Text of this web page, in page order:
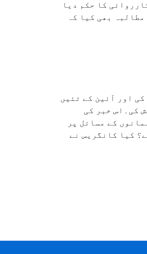
کا حکم دیا
بھی کیا کہ
اور آئین کے تئیں
کی۔اس خبر کی
کے مسائل پر
کیا کانگریس نے